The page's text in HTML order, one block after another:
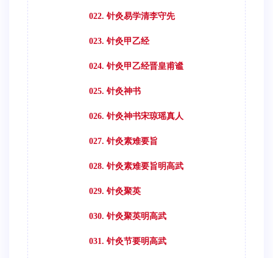
022. 针灸易学清李守先
023. 针灸甲乙经
024. 针灸甲乙经晋皇甫谧
025. 针灸神书
026. 针灸神书宋琼瑶真人
027. 针灸素难要旨
028. 针灸素难要旨明高武
029. 针灸聚英
030. 针灸聚英明高武
031. 针灸节要明高武